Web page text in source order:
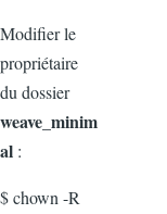
Modifier le
propriétaire
du dossier
weave_minim
al :
$ chown -R